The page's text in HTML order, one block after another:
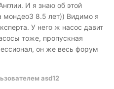
И я знаю об этой
мондео3 8.5 лет)) Видимо я
У него ж насос давит
тоже, пропускная
он же весь форум
asd12